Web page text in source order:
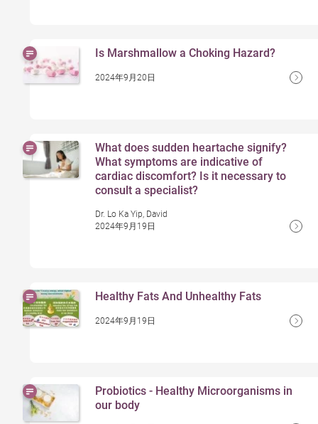
Is Marshmallow a Choking Hazard?
2024年9月20日
What does sudden heartache signify?
What symptoms are indicative of
cardiac discomfort? Is it necessary to
consult a specialist?
Dr. Lo Ka Yip, David
2024年9月19日
Healthy Fats And Unhealthy Fats
2024年9月19日
Probiotics - Healthy Microorganisms in
our body